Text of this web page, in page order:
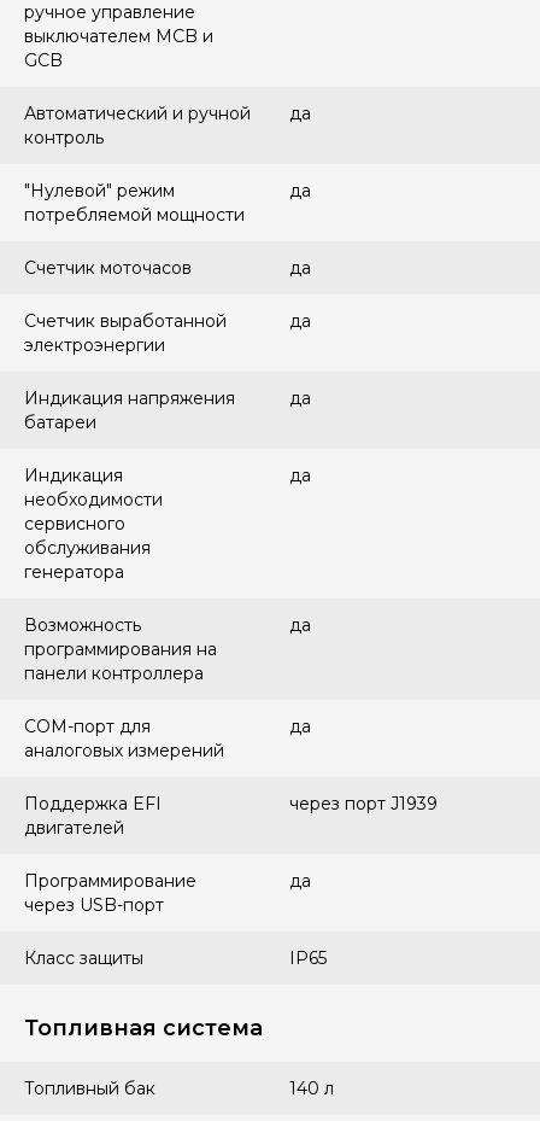
ручное управление
выключателем MCB и
GCB
Автоматический и ручной
контроль
да
"Нулевой" режим
потребляемой мощности
да
Счетчик моточасов да
Счетчик выработанной
электроэнергии
да
Индикация напряжения
батареи
да
Индикация
необходимости
сервисного
обслуживания
генератора
да
Возможность
программирования на
панели контроллера
да
COM-порт для
аналоговых измерений
да
Поддержка EFI
двигателей
через порт J1939
Программирование
через USB-порт
да
Класс защиты IP65
Топливная система
Топливный бак 140 л